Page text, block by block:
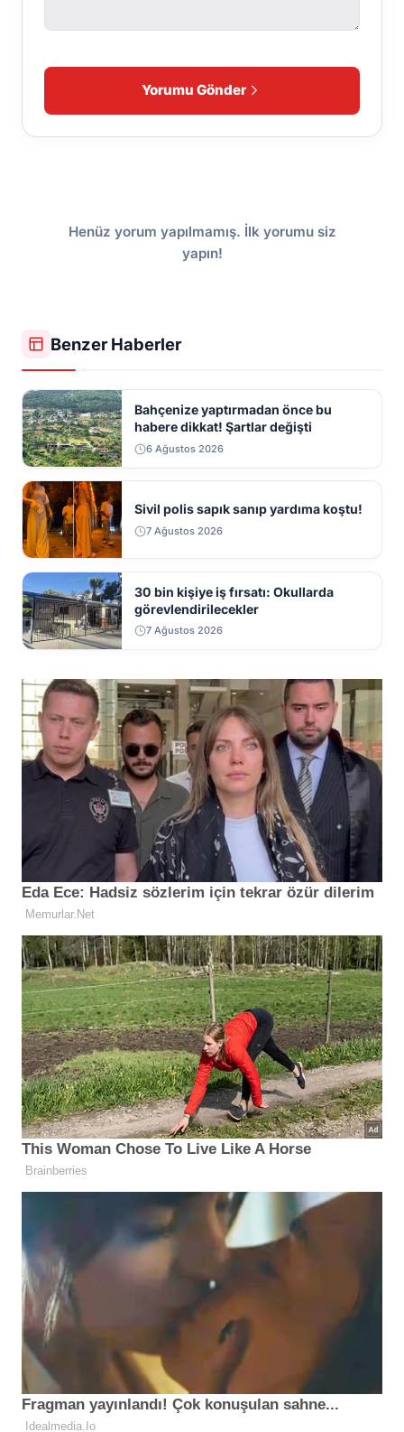
Yorumu Gönder
Henüz yorum yapılmamış. İlk yorumu siz
yapın!
Benzer Haberler
Bahçenize yaptırmadan önce bu
habere dikkat! Şartlar değişti
6 Ağustos 2026
Sivil polis sapık sanıp yardıma koştu!
7 Ağustos 2026
30 bin kişiye iş fırsatı: Okullarda
görevlendirilecekler
7 Ağustos 2026